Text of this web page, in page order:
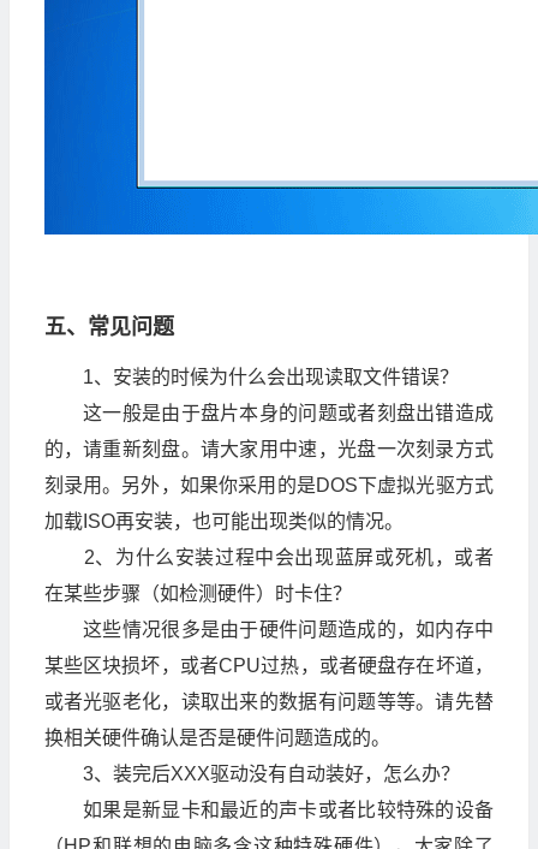
五、常见问题
1、安装的时候为什么会出现读取文件错误？
这一般是由于盘片本身的问题或者刻盘出错造成
的，请重新刻盘。请大家用中速，光盘一次刻录方式
刻录用。另外，如果你采用的是DOS下虚拟光驱方式
加载ISO再安装，也可能出现类似的情况。
2、为什么安装过程中会出现蓝屏或死机，或者
在某些步骤（如检测硬件）时卡住？
这些情况很多是由于硬件问题造成的，如内存中
某些区块损坏，或者CPU过热，或者硬盘存在坏道，
或者光驱老化，读取出来的数据有问题等等。请先替
换相关硬件确认是否是硬件问题造成的。
3、装完后XXX驱动没有自动装好，怎么办？
如果是新显卡和最近的声卡或者比较特殊的设备